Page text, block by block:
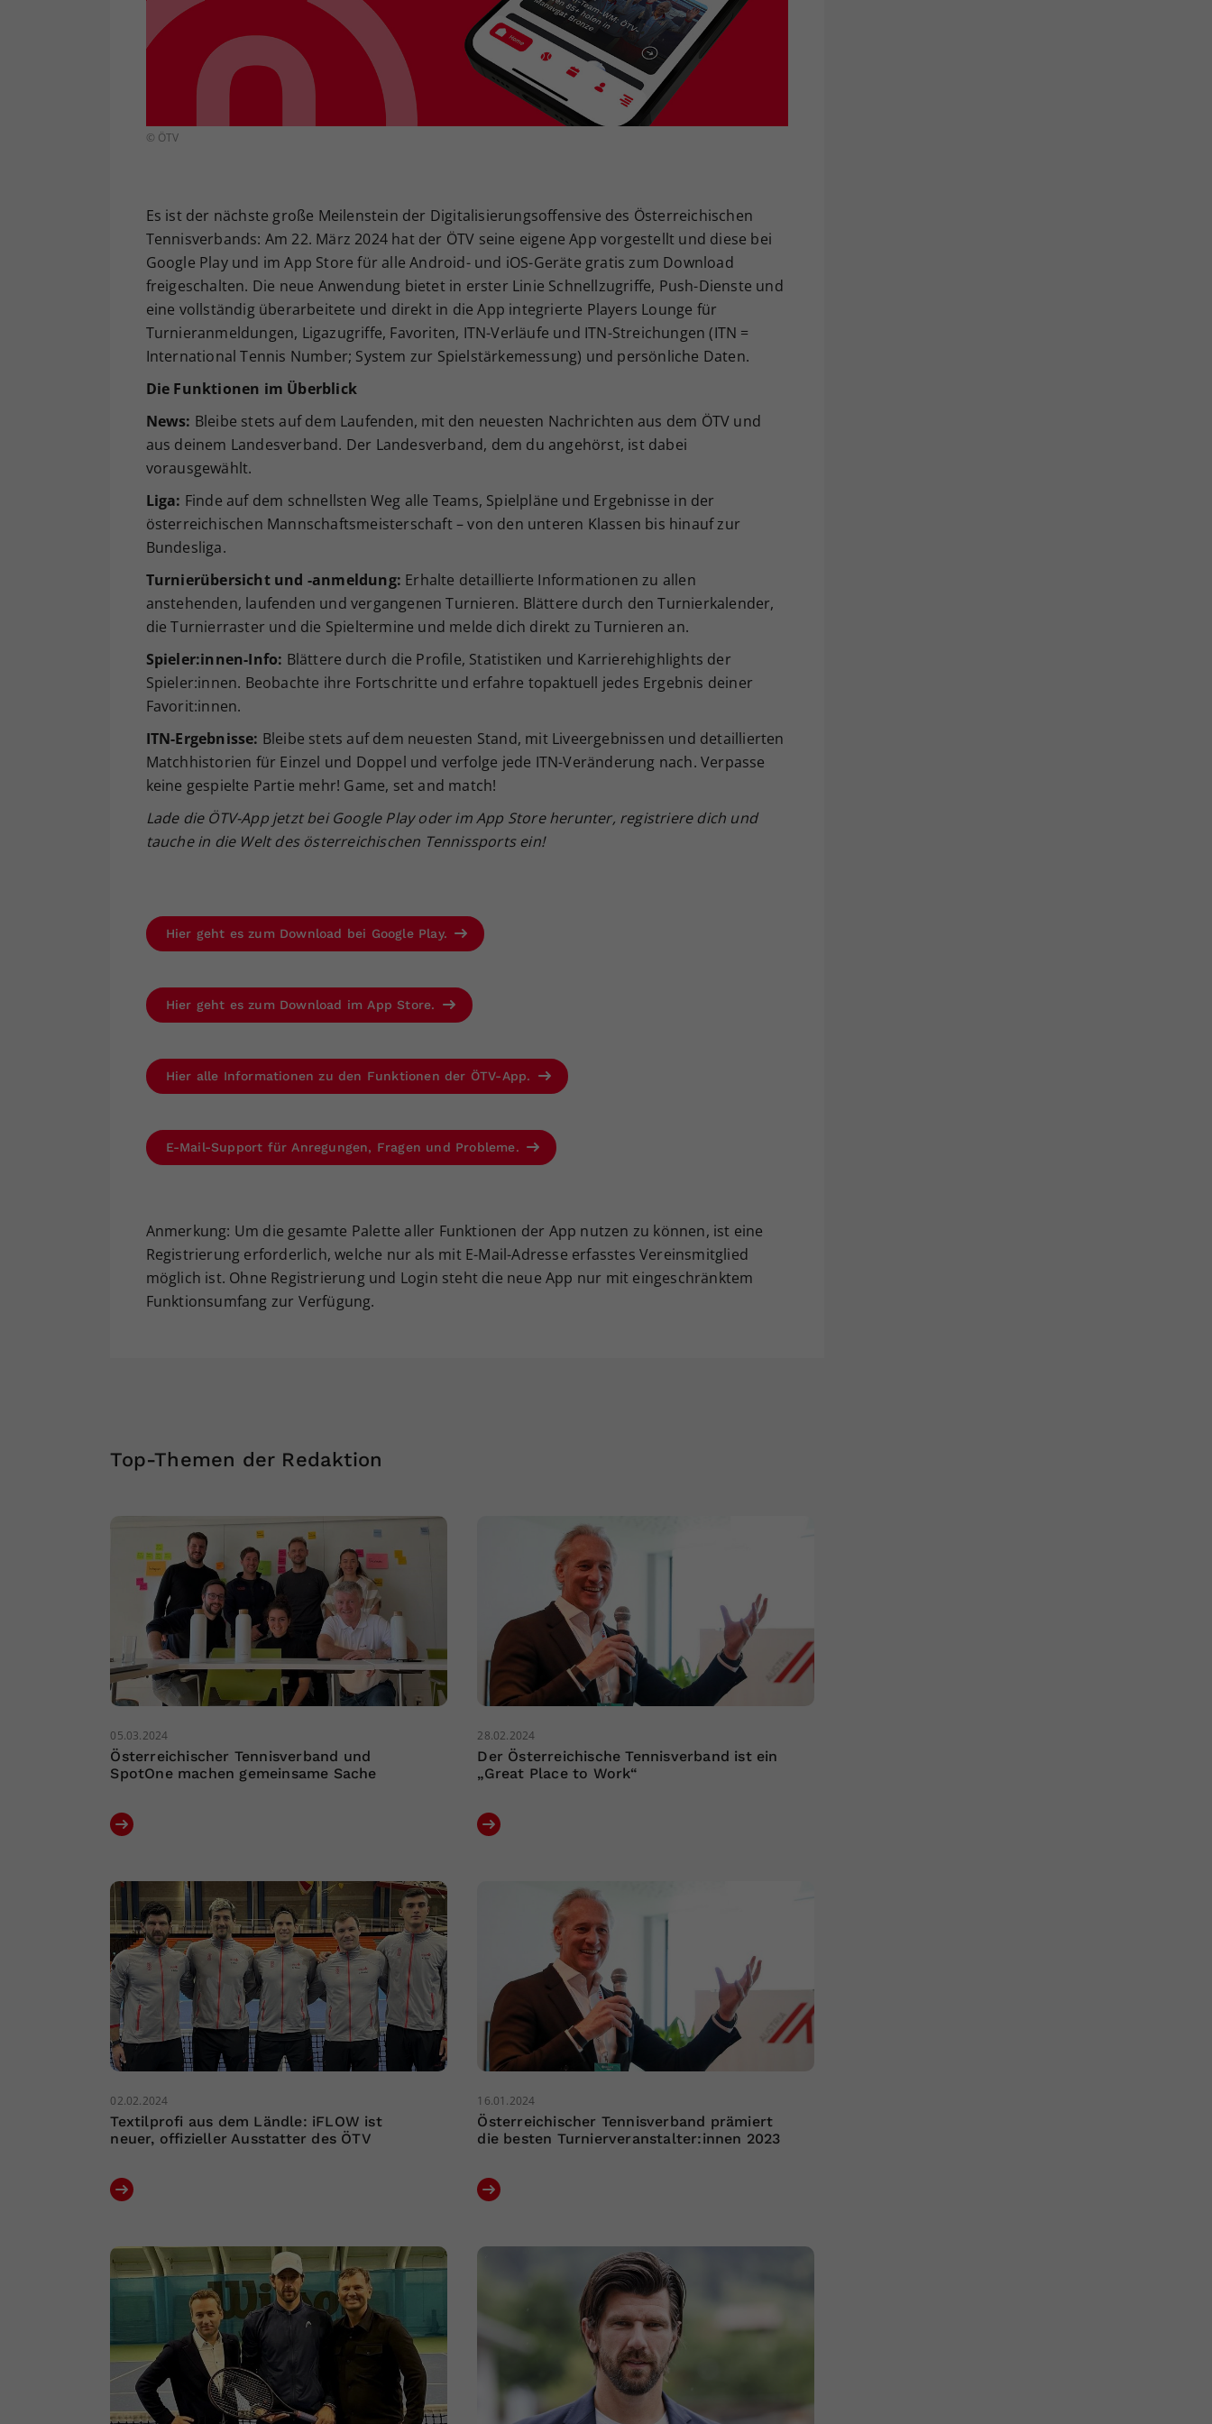
© ÖTV
Es ist der nächste große Meilenstein der Digitalisierungsoffensive des Österreichischen
Tennisverbands: Am 22. März 2024 hat der ÖTV seine eigene App vorgestellt und diese bei
Google Play und im App Store für alle Android- und iOS-Geräte gratis zum Download
freigeschalten. Die neue Anwendung bietet in erster Linie Schnellzugriffe, Push-Dienste und
eine vollständig überarbeitete und direkt in die App integrierte Players Lounge für
Turnieranmeldungen, Ligazugriffe, Favoriten, ITN-Verläufe und ITN-Streichungen (ITN =
International Tennis Number; System zur Spielstärkemessung) und persönliche Daten.
Die Funktionen im Überblick
News: Bleibe stets auf dem Laufenden, mit den neuesten Nachrichten aus dem ÖTV und
aus deinem Landesverband. Der Landesverband, dem du angehörst, ist dabei
vorausgewählt.
Liga: Finde auf dem schnellsten Weg alle Teams, Spielpläne und Ergebnisse in der
österreichischen Mannschaftsmeisterschaft – von den unteren Klassen bis hinauf zur
Bundesliga.
Turnierübersicht und -anmeldung: Erhalte detaillierte Informationen zu allen
anstehenden, laufenden und vergangenen Turnieren. Blättere durch den Turnierkalender,
die Turnierraster und die Spieltermine und melde dich direkt zu Turnieren an.
Spieler:innen-Info: Blättere durch die Profile, Statistiken und Karrierehighlights der
Spieler:innen. Beobachte ihre Fortschritte und erfahre topaktuell jedes Ergebnis deiner
Favorit:innen.
ITN-Ergebnisse: Bleibe stets auf dem neuesten Stand, mit Liveergebnissen und detaillierten
Matchhistorien für Einzel und Doppel und verfolge jede ITN-Veränderung nach. Verpasse
keine gespielte Partie mehr! Game, set and match!
Lade die ÖTV-App jetzt bei Google Play oder im App Store herunter, registriere dich und
tauche in die Welt des österreichischen Tennissports ein!
Hier geht es zum Download bei Google Play.
Hier geht es zum Download im App Store.
Hier alle Informationen zu den Funktionen der ÖTV-App.
E-Mail-Support für Anregungen, Fragen und Probleme.
Anmerkung: Um die gesamte Palette aller Funktionen der App nutzen zu können, ist eine
Registrierung erforderlich, welche nur als mit E-Mail-Adresse erfasstes Vereinsmitglied
möglich ist. Ohne Registrierung und Login steht die neue App nur mit eingeschränktem
Funktionsumfang zur Verfügung.
Top-Themen der Redaktion
05.03.2024
Österreichischer Tennisverband und
SpotOne machen gemeinsame Sache
28.02.2024
Der Österreichische Tennisverband ist ein
„Great Place to Work“
02.02.2024
Textilprofi aus dem Ländle: iFLOW ist
neuer, offizieller Ausstatter des ÖTV
16.01.2024
Österreichischer Tennisverband prämiert
die besten Turnierveranstalter:innen 2023
Ihrer vorgenommen Einstellungen, falls der
Webseiten-Betreiber dies eingestellt hat.